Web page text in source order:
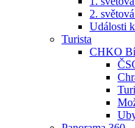
2.
Události
Turista
CHKO